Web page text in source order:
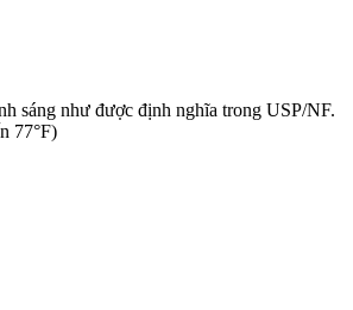
sáng như được định nghĩa trong USP/NF.
77°F)